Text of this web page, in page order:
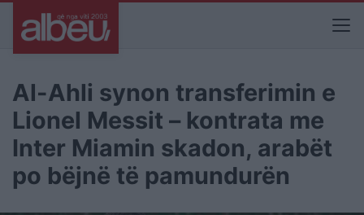
Al-Ahli synon transferimin e
Lionel Messit – kontrata me
Inter Miamin skadon, arabët
po bëjnë të pamundurën